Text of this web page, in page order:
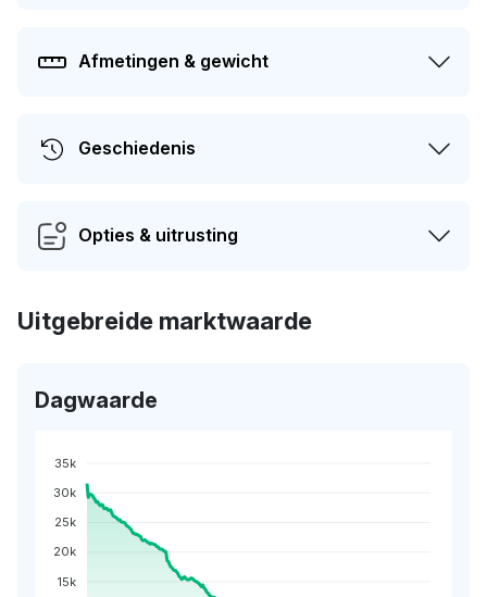
Afmetingen & gewicht
Geschiedenis
Opties & uitrusting
Uitgebreide marktwaarde
Dagwaarde
35k
30k
25k
20k
15k